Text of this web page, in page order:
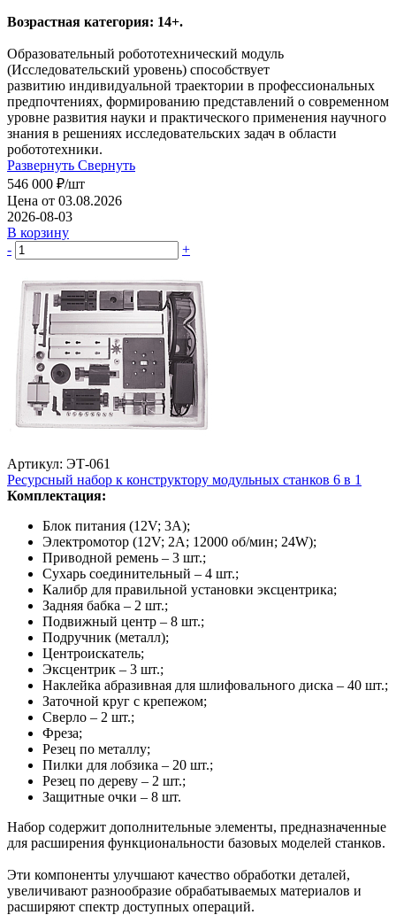
Возрастная категория: 14+.
Образовательный робототехнический модуль
(Исследовательский уровень) способствует
развитию индивидуальной траектории в профессиональных
предпочтениях, формированию представлений о современном
уровне развития науки и практического применения научного
знания в решениях исследовательских задач в области
робототехники.
Развернуть Свернуть
546 000 ₽/шт
Цена от 03.08.2026
2026-08-03
В корзину
-
+
Артикул: ЭТ-061
Ресурсный набор к конструктору модульных станков 6 в 1
Комплектация:
Блок питания (12V; 3А);
Электромотор (12V; 2A; 12000 об/мин; 24W);
Приводной ремень – 3 шт.;
Сухарь соединительный – 4 шт.;
Калибр для правильной установки эксцентрика;
Задняя бабка – 2 шт.;
Подвижный центр – 8 шт.;
Подручник (металл);
Центроискатель;
Эксцентрик – 3 шт.;
Наклейка абразивная для шлифовального диска – 40 шт.;
Заточной круг с крепежом;
Сверло – 2 шт.;
Фреза;
Резец по металлу;
Пилки для лобзика – 20 шт.;
Резец по дереву – 2 шт.;
Защитные очки – 8 шт.
Набор содержит дополнительные элементы, предназначенные
для расширения функциональности базовых моделей станков.
Эти компоненты улучшают качество обработки деталей,
увеличивают разнообразие обрабатываемых материалов и
расширяют спектр доступных операций.